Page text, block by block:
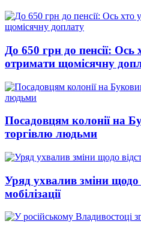
До 650 грн до пенсії: Ось
отримати щомісячну
Посадовцям колонії на
торгівлю людьми
Уряд ухвалив зміни щодо
мобілізації